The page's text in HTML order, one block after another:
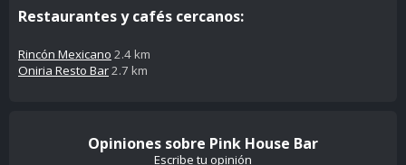
Restaurantes y cafés cercanos:
Rincón Mexicano 2.4 km
Oniria Resto Bar2.7 km
Opiniones sobre Pink House Bar
Escribe tu opinión